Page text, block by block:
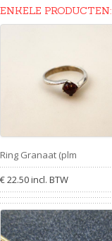
ENKELE PRODUCTEN:
Ring Granaat (plm
€ 22.50 incl. BTW